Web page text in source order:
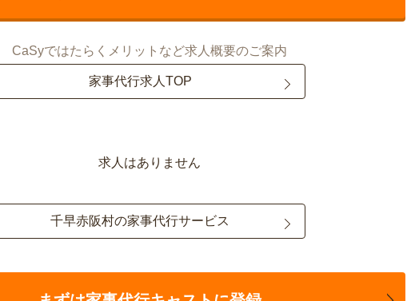
CaSyではたらくメリットなど求人概要のご案内
家事代行求人TOP
求人はありません
千早赤阪村の家事代行サービス